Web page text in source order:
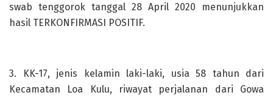
swab tenggorok tanggal 28 April 2020 menunjukkan
hasil TERKONFIRMASI POSITIF.
3. KK-17, jenis kelamin laki-laki, usia 58 tahun dari
Kecamatan Loa Kulu, riwayat perjalanan dari Gowa